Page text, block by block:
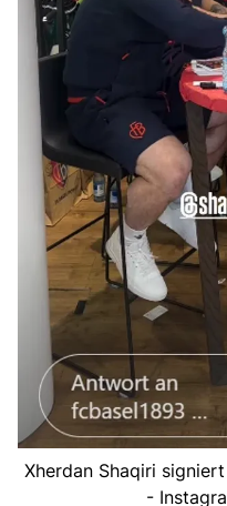
Xherdan Shaqiri
-